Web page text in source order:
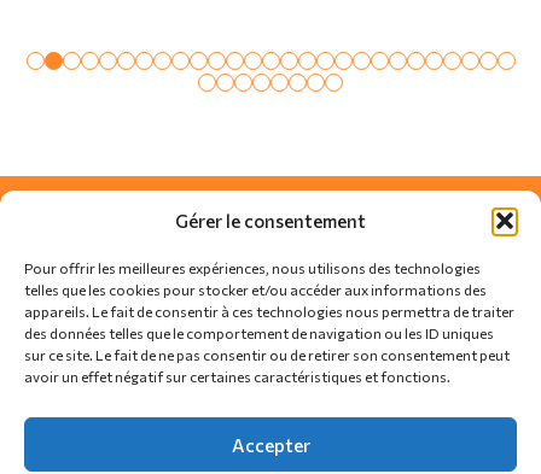
Gérer le consentement
Pour offrir les meilleures expériences, nous utilisons des technologies
telles que les cookies pour stocker et/ou accéder aux informations des
appareils. Le fait de consentir à ces technologies nous permettra de traiter
des données telles que le comportement de navigation ou les ID uniques
sur ce site. Le fait de ne pas consentir ou de retirer son consentement peut
avoir un effet négatif sur certaines caractéristiques et fonctions.
Accepter
SUIVEZ-NOUS SUR